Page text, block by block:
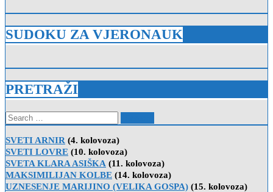
SUDOKU ZA VJERONAUK
PRETRAŽI
Search
for:
SVETI ARNIR (4. kolovoza)
SVETI LOVRE (10. kolovoza)
SVETA KLARA ASIŠKA (11. kolovoza)
MAKSIMILIJAN KOLBE (14. kolovoza)
UZNESENJE MARIJINO (VELIKA GOSPA) (15. kolovoza)